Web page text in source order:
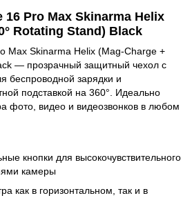
16 Pro Max Skinarma Helix
Rotating Stand) Black
Max Skinarma Helix (Mag-Charge +
— прозрачный защитный чехол с
беспроводной зарядки и
подставкой на 360°. Идеально
фото, видео и видеозвонков в любом
кнопки для высокочувствительного
камеры
как в горизонтальном, так и в